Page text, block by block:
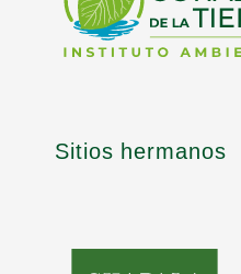
Sitios hermanos